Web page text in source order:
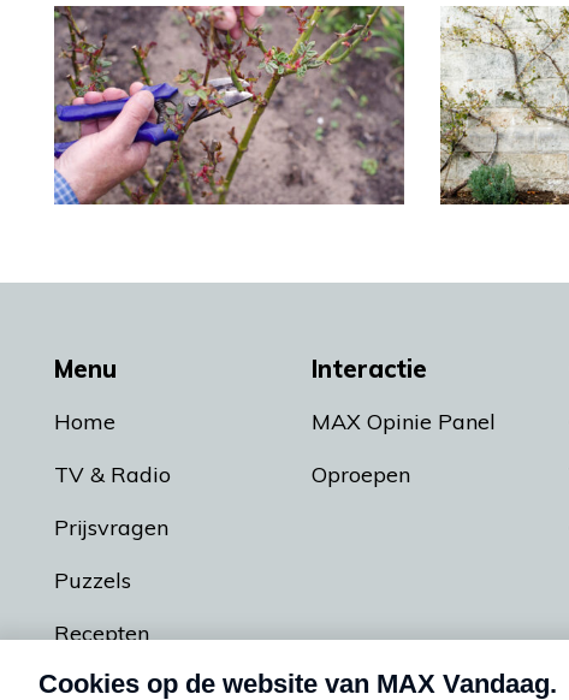
Menu
Home
TV & Radio
Prijsvragen
Puzzels
Recepten
Podcasts
Interactie
MAX Opinie Panel
Oproepen